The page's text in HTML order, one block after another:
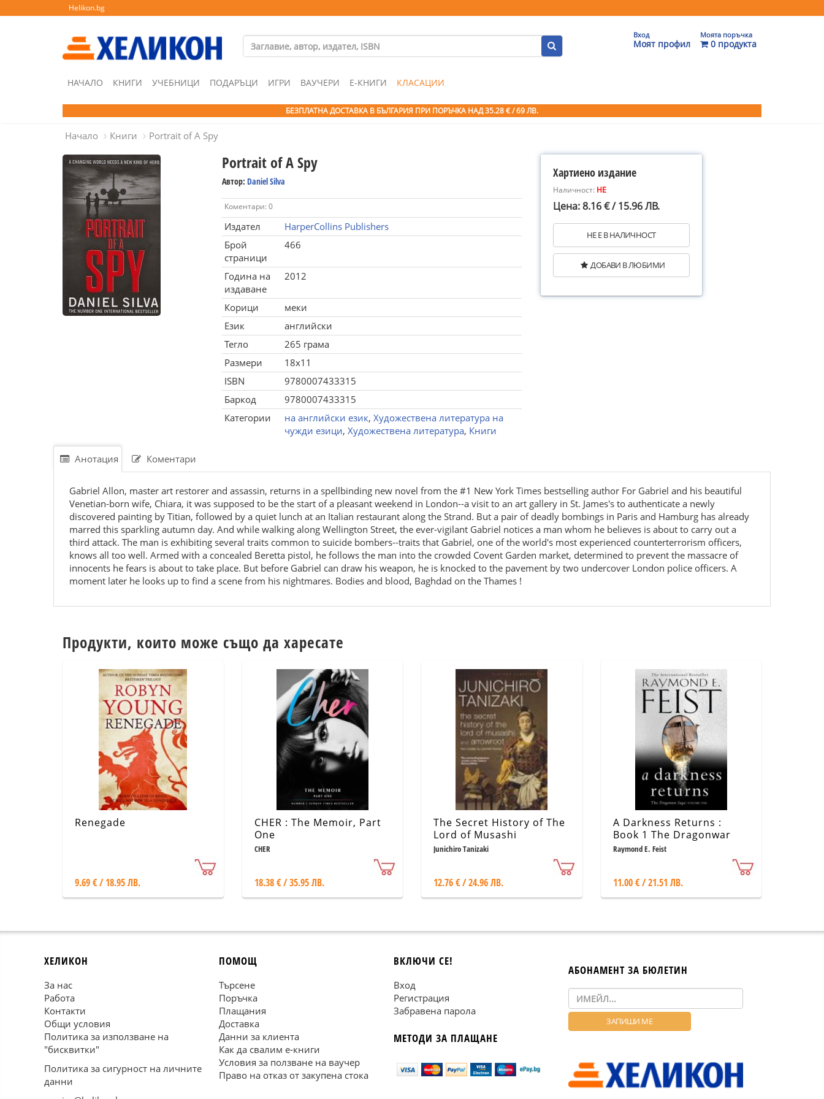
Helikon.bg
Вход
Моят профил
Моята поръчка
0 продукта
НАЧАЛО КНИГИ УЧЕБНИЦИ ПОДАРЪЦИ ИГРИ ВАУЧЕРИ Е-КНИГИ КЛАСАЦИИ
БЕЗПЛАТНА ДОСТАВКА В БЪЛГАРИЯ ПРИ ПОРЪЧКА НАД 35.28 € / 69 ЛВ.
Начало Книги Portrait of A Spy
Portrait of A Spy
Автор: Daniel Silva
Коментари: 0
Издател
HarperCollins Publishers
Брой
страници
466
Година на
издаване
2012
Корици
меки
Език
английски
Тегло
265 грама
Размери
18x11
ISBN
9780007433315
Баркод
9780007433315
Категории
на английски език, Художествена литература на
чужди езици, Художествена литература, Книги
Хартиено издание
Наличност: НЕ
Цена: 8.16 € / 15.96 ЛВ.
НЕ Е В НАЛИЧНОСТ
ДОБАВИ В ЛЮБИМИ
Анотация Коментари
Gabriel Allon, master art restorer and assassin, returns in a spellbinding new novel from the #1 New York Times bestselling author For Gabriel and his beautiful
Venetian-born wife, Chiara, it was supposed to be the start of a pleasant weekend in London--a visit to an art gallery in St. James's to authenticate a newly
discovered painting by Titian, followed by a quiet lunch at an Italian restaurant along the Strand. But a pair of deadly bombings in Paris and Hamburg has already
marred this sparkling autumn day. And while walking along Wellington Street, the ever-vigilant Gabriel notices a man whom he believes is about to carry out a
third attack. The man is exhibiting several traits common to suicide bombers--traits that Gabriel, one of the world's most experienced counterterrorism officers,
knows all too well. Armed with a concealed Beretta pistol, he follows the man into the crowded Covent Garden market, determined to prevent the massacre of
innocents he fears is about to take place. But before Gabriel can draw his weapon, he is knocked to the pavement by two undercover London police officers. A
moment later he looks up to find a scene from his nightmares. Bodies and blood, Baghdad on the Thames !
Продукти, които може също да харесате
Renegade
9.69 € / 18.95 ЛВ.
CHER : The Memoir, Part
One
CHER
18.38 € / 35.95 ЛВ.
The Secret History of The
Lord of Musashi
Junichiro Tanizaki
12.76 € / 24.96 ЛВ.
A Darkness Returns :
Book 1 The Dragonwar
saga
Raymond E. Feist
11.00 € / 21.51 ЛВ.
ХЕЛИКОН
За нас
Работа
Контакти
Общи условия
Политика за използване на
"бисквитки"
Политика за сигурност на личните
данни
ПОМОЩ
Търсене
Поръчка
Плащания
Доставка
Данни за клиента
Как да свалим е-книги
Условия за ползване на ваучер
Право на отказ от закупена стока
ВКЛЮЧИ СЕ!
Вход
Регистрация
Забравена парола
МЕТОДИ ЗА ПЛАЩАНЕ
АБОНАМЕНТ ЗА БЮЛЕТИН